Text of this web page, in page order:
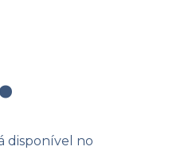
disponível no